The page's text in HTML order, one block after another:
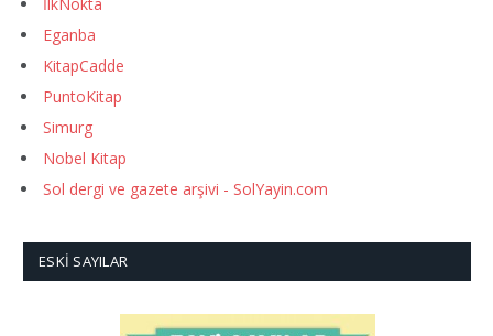
Eganba
KitapCadde
PuntoKitap
Simurg
Nobel Kitap
Sol dergi ve gazete arşivi - SolYayin.com
ESKI SAYILAR